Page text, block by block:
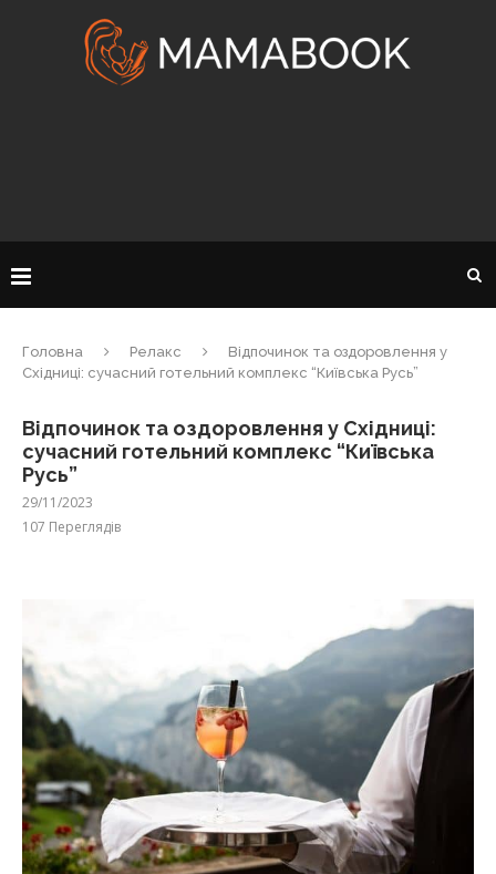
Головна Релакс
Відпочинок та оздоровлення у
Східниці: сучасний готельний комплекс “Київська Русь”
Відпочинок та оздоровлення у Східниці:
сучасний готельний комплекс “Київська
Русь”
29/11/2023
107 Переглядів